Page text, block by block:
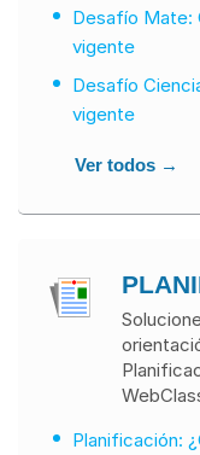
ha
Desafío Mate:
vigente
Desafío
vigente
Ver todos →
Planificación: